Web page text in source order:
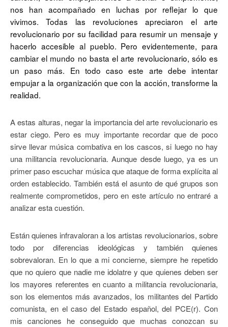
nos han acompañado en luchas por reflejar lo que
vivimos. Todas las revoluciones apreciaron el arte
revolucionario por su facilidad para resumir un mensaje y
hacerlo accesible al pueblo. Pero evidentemente, para
cambiar el mundo no basta el arte revolucionario, sólo es
un paso más. En todo caso este arte debe intentar
empujar a la organización que con la acción, transforme la
realidad.
A estas alturas, negar la importancia del arte revolucionario es
estar ciego. Pero es muy importante recordar que de poco
sirve llevar música combativa en los cascos, si luego no hay
una militancia revolucionaria. Aunque desde luego, ya es un
primer paso escuchar música que ataque de forma explícita al
orden establecido. También está el asunto de qué grupos son
realmente comprometidos, pero en este artículo no entraré a
analizar esta cuestión.
Están quienes infravaloran a los artistas revolucionarios, sobre
todo por diferencias ideológicas y también quienes
sobrevaloran. En lo que a mi concierne, siempre he repetido
que no quiero que nadie me idolatre y que quienes deben ser
los mayores referentes en cuanto a militancia revolucionaria,
son los elementos más avanzados, los militantes del Partido
comunista, en el caso del Estado español, del PCE(r). Con
mis canciones he conseguido que muchas conozcan su